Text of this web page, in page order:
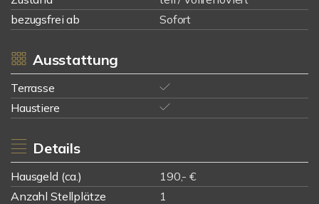
bezugsfrei ab
Sofort
Ausstattung
Terrasse
Haustiere
Details
Hausgeld (ca.)
190,- €
Anzahl Stellplätze
1